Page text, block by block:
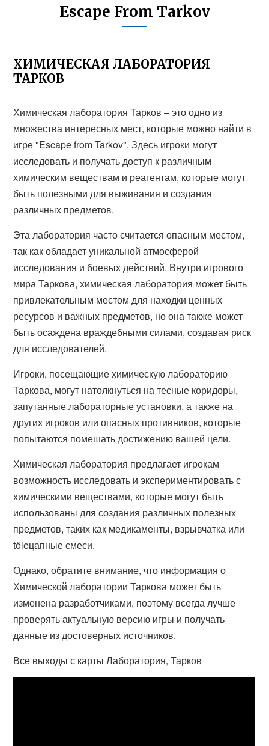
Escape From Tarkov
ХИМИЧЕСКАЯ ЛАБОРАТОРИЯ
ТАРКОВ
Химическая лаборатория Тарков – это одно из
множества интересных мест, которые можно найти в
игре "Escape from Tarkov". Здесь игроки могут
исследовать и получать доступ к различным
химическим веществам и реагентам, которые могут
быть полезными для выживания и создания
различных предметов.
Эта лаборатория часто считается опасным местом,
так как обладает уникальной атмосферой
исследования и боевых действий. Внутри игрового
мира Таркова, химическая лаборатория может быть
привлекательным местом для находки ценных
ресурсов и важных предметов, но она также может
быть осаждена враждебными силами, создавая риск
для исследователей.
Игроки, посещающие химическую лабораторию
Таркова, могут натолкнуться на тесные коридоры,
запутанные лабораторные установки, а также на
других игроков или опасных противников, которые
попытаются помешать достижению вашей цели.
Химическая лаборатория предлагает игрокам
возможность исследовать и экспериментировать с
химическими веществами, которые могут быть
использованы для создания различных полезных
предметов, таких как медикаменты, взрывчатка или
tôleцапные смеси.
Однако, обратите внимание, что информация о
Химической лаборатории Таркова может быть
изменена разработчиками, поэтому всегда лучше
проверять актуальную версию игры и получать
данные из достоверных источников.
Все выходы с карты Лаборатория, Тарков